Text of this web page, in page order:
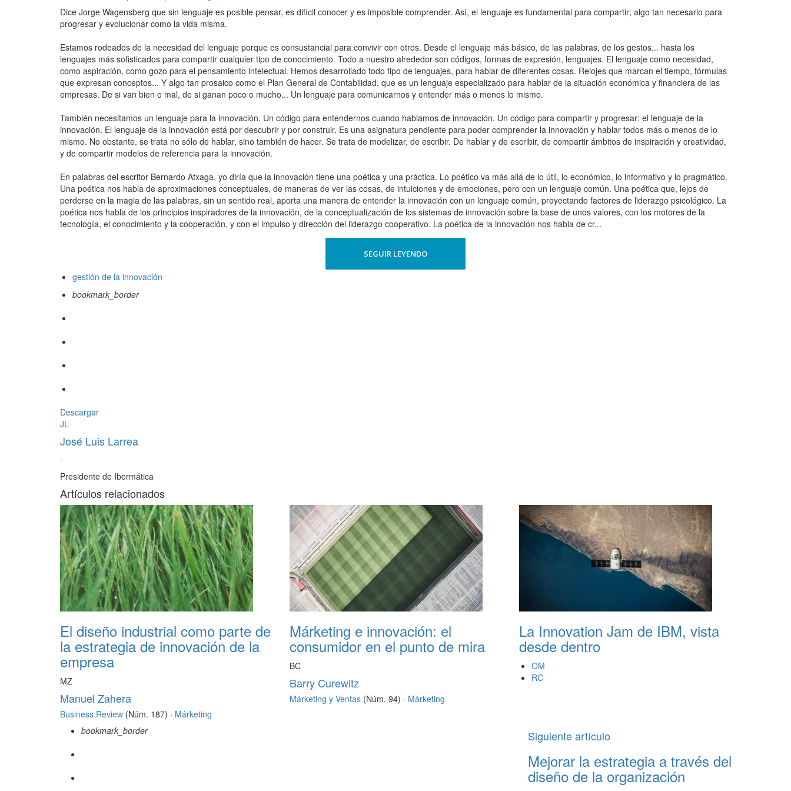
Dice Jorge Wagensberg que sin lenguaje es posible pensar, es difícil conocer y es imposible comprender. Así, el lenguaje es fundamental para compartir; algo tan necesario para
progresar y evolucionar como la vida misma.
Estamos rodeados de la necesidad del lenguaje porque es consustancial para convivir con otros. Desde el lenguaje más básico, de las palabras, de los gestos... hasta los
lenguajes más sofisticados para compartir cualquier tipo de conocimiento. Todo a nuestro alrededor son códigos, formas de expresión, lenguajes. El lenguaje como necesidad,
como aspiración, como gozo para el pensamiento intelectual. Hemos desarrollado todo tipo de lenguajes, para hablar de diferentes cosas. Relojes que marcan el tiempo, fórmulas
que expresan conceptos... Y algo tan prosaico como el Plan General de Contabilidad, que es un lenguaje especializado para hablar de la situación económica y financiera de las
empresas. De si van bien o mal, de si ganan poco o mucho... Un lenguaje para comunicarnos y entender más o menos lo mismo.
También necesitamos un lenguaje para la innovación. Un código para entendernos cuando hablamos de innovación. Un código para compartir y progresar: el lenguaje de la
innovación. El lenguaje de la innovación está por descubrir y por construir. Es una asignatura pendiente para poder comprender la innovación y hablar todos más o menos de lo
mismo. No obstante, se trata no sólo de hablar, sino también de hacer. Se trata de modelizar, de escribir. De hablar y de escribir, de compartir ámbitos de inspiración y creatividad,
y de compartir modelos de referencia para la innovación.
En palabras del escritor Bernardo Atxaga, yo diría que la innovación tiene una poética y una práctica. Lo poético va más allá de lo útil, lo económico, lo informativo y lo pragmático.
Una poética nos habla de aproximaciones conceptuales, de maneras de ver las cosas, de intuiciones y de emociones, pero con un lenguaje común. Una poética que, lejos de
perderse en la magia de las palabras, sin un sentido real, aporta una manera de entender la innovación con un lenguaje común, proyectando factores de liderazgo psicológico. La
poética nos habla de los principios inspiradores de la innovación, de la conceptualización de los sistemas de innovación sobre la base de unos valores, con los motores de la
tecnología, el conocimiento y la cooperación, y con el impulso y dirección del liderazgo cooperativo. La poética de la innovación nos habla de cr...
SEGUIR LEYENDO
gestión de la innovación
bookmark_border
Descargar
JL
José Luis Larrea
·
Presidente de Ibermática
Artículos relacionados
El diseño industrial como parte de
la estrategia de innovación de la
empresa
MZ
Manuel Zahera
Business Review (Núm. 187) · Márketing
Márketing e innovación: el
consumidor en el punto de mira
BC
Barry Curewitz
Márketing y Ventas (Núm. 94) · Márketing
La Innovation Jam de IBM, vista
desde dentro
OM
RC
bookmark_border Siguiente artículo
Mejorar la estrategia a través del
diseño de la organización